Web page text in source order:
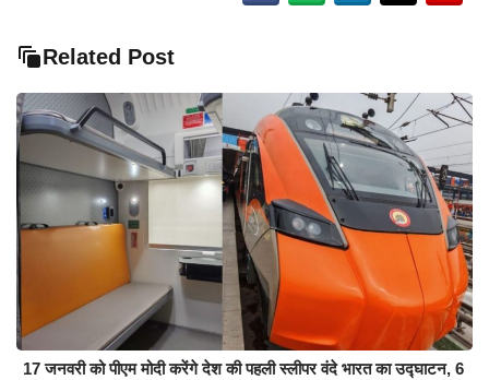
Related Post
17 जनवरी को पीएम मोदी करेंगे देश की पहली स्लीपर वंदे भारत का उद्घाटन, 6